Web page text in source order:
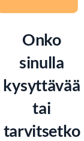
Onko
sinulla
kysyttävää
tai
tarvitsetko